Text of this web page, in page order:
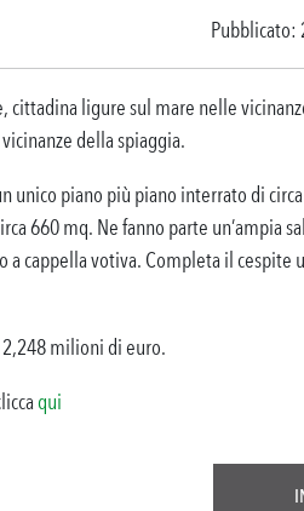
Pubblicato:
cittadina ligure sul mare nelle
della spiaggia.
unico piano più piano interrato di
660 mq. Ne fanno parte un’ampia
a cappella votiva. Completa il
2,248 milioni di euro.
qui